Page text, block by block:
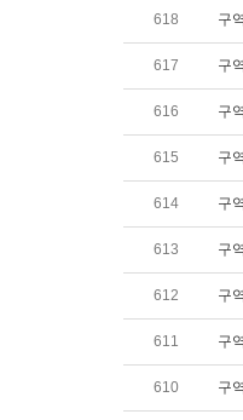
618 구
617 구
616 구
615 구
614 구
613 구
612 구
611 구
610 구